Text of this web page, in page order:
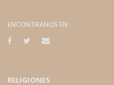
ENCONTRANOS EN :
RELIGIONES